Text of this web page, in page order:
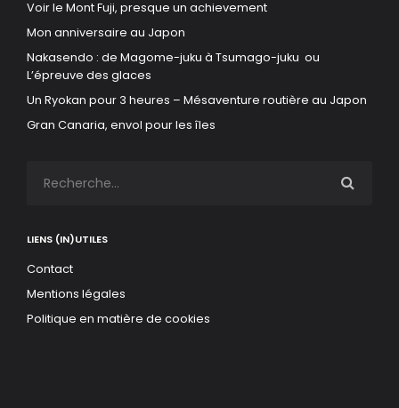
Voir le Mont Fuji, presque un achievement
Mon anniversaire au Japon
Nakasendo : de Magome-juku à Tsumago-juku ou
L’épreuve des glaces
Un Ryokan pour 3 heures – Mésaventure routière au Japon
Gran Canaria, envol pour les îles
LIENS (IN)UTILES
Contact
Mentions légales
Politique en matière de cookies